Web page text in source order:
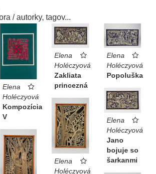
/ autorky, tagov...
Elena
Holéczyová
Kompozícia
V
Elena
Holéczyová
Zakliata
princezná
Elena
Holéczyová
Popoluška
Elena
Holéczyová
Jano
bojuje so
šarkanmi
Elena
Holéczyová